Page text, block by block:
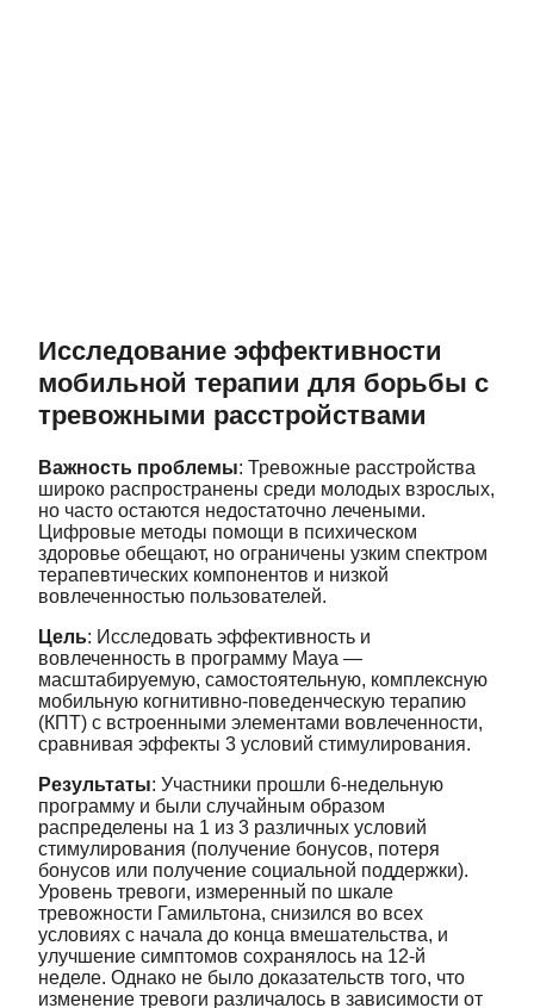
Исследование эффективности
мобильной терапии для борьбы с
тревожными расстройствами
Важность проблемы: Тревожные расстройства
широко распространены среди молодых взрослых,
но часто остаются недостаточно лечеными.
Цифровые методы помощи в психическом
здоровье обещают, но ограничены узким спектром
терапевтических компонентов и низкой
вовлеченностью пользователей.
Цель: Исследовать эффективность и
вовлеченность в программу Maya —
масштабируемую, самостоятельную, комплексную
мобильную когнитивно-поведенческую терапию
(КПТ) с встроенными элементами вовлеченности,
сравнивая эффекты 3 условий стимулирования.
Результаты: Участники прошли 6-недельную
программу и были случайным образом
распределены на 1 из 3 различных условий
стимулирования (получение бонусов, потеря
бонусов или получение социальной поддержки).
Уровень тревоги, измеренный по шкале
тревожности Гамильтона, снизился во всех
условиях с начала до конца вмешательства, и
улучшение симптомов сохранялось на 12-й
неделе. Однако не было доказательств того, что
изменение тревоги различалось в зависимости от